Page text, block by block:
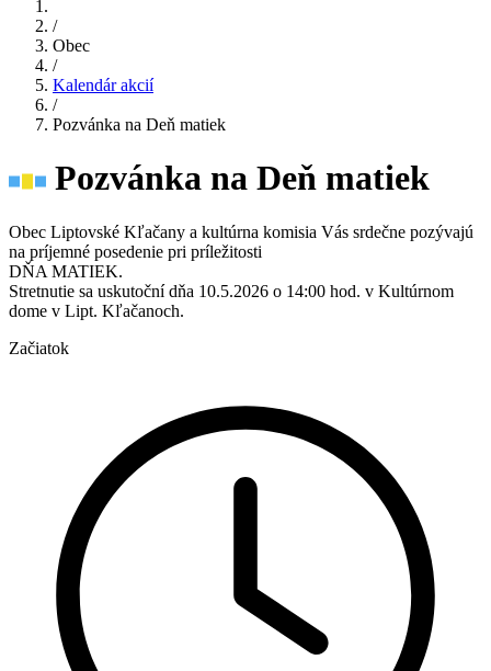
/
Obec
/
Kalendár akcií
/
Pozvánka na Deň matiek
Pozvánka na Deň matiek
Obec Liptovské Kľačany a kultúrna komisia Vás srdečne pozývajú
na príjemné posedenie pri príležitosti
DŇA MATIEK.
Stretnutie sa uskutoční dňa 10.5.2026 o 14:00 hod. v Kultúrnom
dome v Lipt. Kľačanoch.
Začiatok